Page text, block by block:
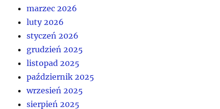
marzec 2026
luty 2026
styczeń 2026
grudzień 2025
listopad 2025
październik 2025
wrzesień 2025
sierpień 2025